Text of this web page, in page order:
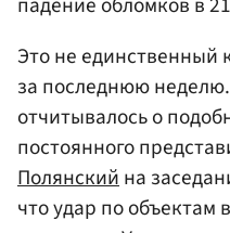
Это не единственный
за последнюю
отчитывалось о
постоянного
Полянскийна
что удар по